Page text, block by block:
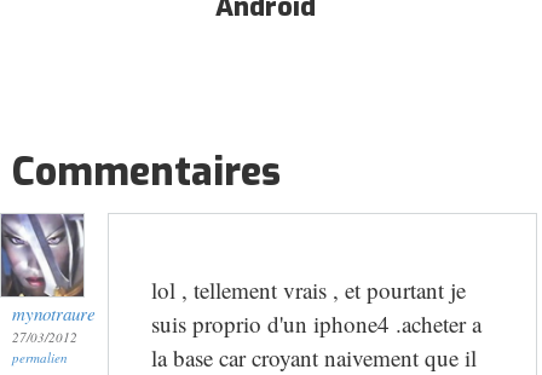
Commentaires
mynotraure
27/03/2012
permalien
lol , tellement vrais , et pourtant je
suis proprio d'un iphone4 .acheter a
la base car croyant naivement que il